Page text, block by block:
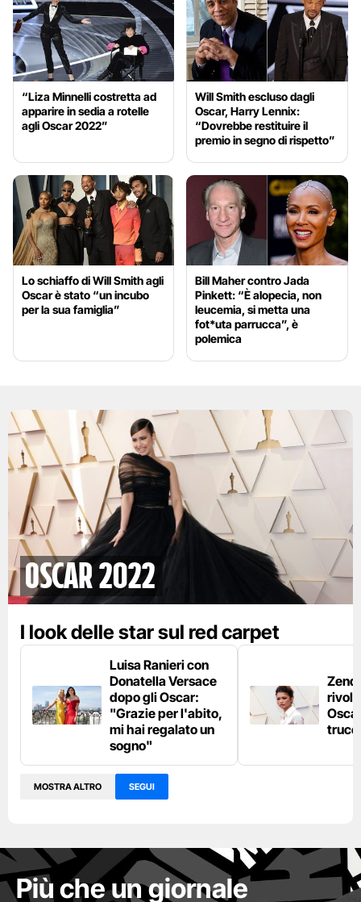
“Liza Minnelli costretta ad
apparire in sedia a rotelle
agli Oscar 2022”
Will Smith escluso dagli
Oscar, Harry Lennix:
“Dovrebbe restituire il
premio in segno di rispetto”
Lo schiaffo di Will Smith agli
Oscar è stato “un incubo
per la sua famiglia”
Bill Maher contro Jada
Pinkett: “È alopecia, non
leucemia, si metta una
fot*uta parrucca”, è
polemica
Oscar 2022
I look delle star sul red carpet
Luisa Ranieri con
Donatella Versace
dopo gli Oscar:
"Grazie per l'abito,
mi hai regalato un
sogno"
MOSTRA ALTRO SEGUI
Più che un giornale